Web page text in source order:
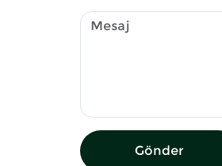
Gönder